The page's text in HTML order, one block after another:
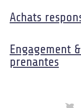
Achats
Engagement
prenantes